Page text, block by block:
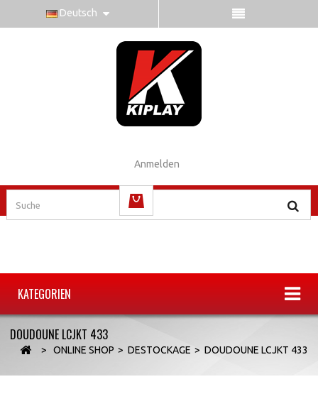
Deutsch
Anmelden
KATEGORIEN
DOUDOUNE LCJKT 433
> ONLINE SHOP > DESTOCKAGE > DOUDOUNE LCJKT 433